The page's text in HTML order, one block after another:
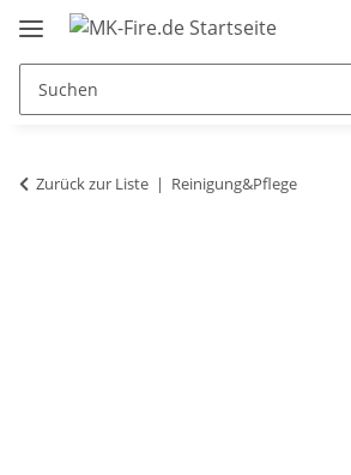
Zurück zur Liste Reinigung&Pflege